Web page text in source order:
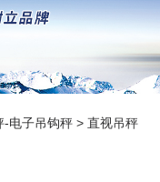
-电子吊钩秤 >直视吊秤